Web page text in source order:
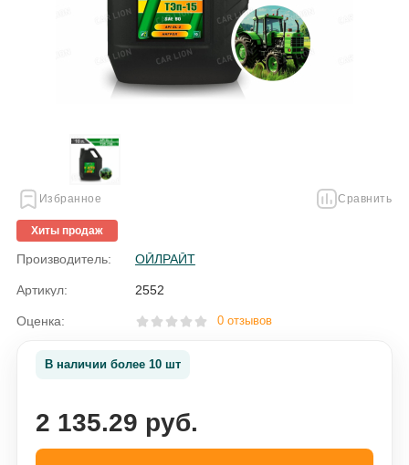
Избранное Сравнить
Хиты продаж
Производитель: ОЙЛРАЙТ
Артикул: 2552
Оценка: 0 отзывов
В наличии более 10 шт
2 135.29 руб.